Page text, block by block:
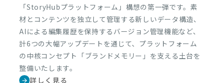
「StoryHubプラットフォーム」構想の第一弾です。素
材とコンテンツを独立して管理する新しいデータ構造、
AIによる編集履歴を保持するバージョン管理機能など、
計6つの大幅アップデートを通じて、プラットフォーム
の中核コンセプト「ブランドメモリー」を支える土台を
整備いたします。
arrow_forward 詳しく見る